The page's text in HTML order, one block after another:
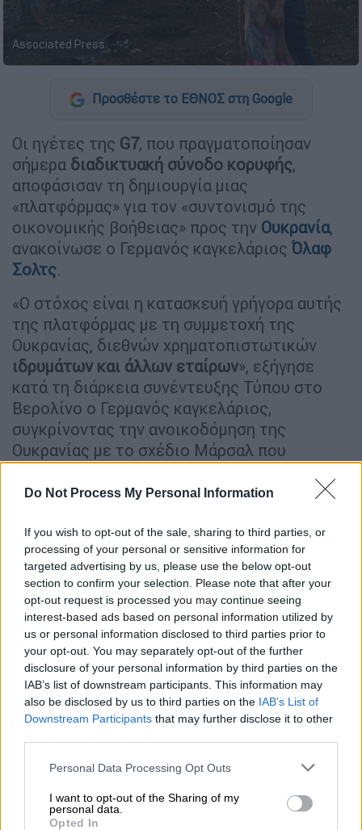
Do Not Process My Personal Information
If you wish to opt-out of the sale, sharing to third parties, or
processing of your personal or sensitive information for
targeted advertising by us, please use the below opt-out
section to confirm your selection. Please note that after your
opt-out request is processed you may continue seeing
interest-based ads based on personal information utilized by
us or personal information disclosed to third parties prior to
your opt-out. You may separately opt-out of the further
disclosure of your personal information by third parties on the
IAB’s list of downstream participants. This information may
also be disclosed by us to third parties on the IAB’s List of
Downstream Participants that may further disclose it to other
Please note that this website/app uses one or more Google
not limited to your visit or usage behaviour. You may click to
grant or deny consent to Google and its third-party tags to
Personal Data Processing Opt Outs
I want to opt-out of the Sharing of my
personal data.
Opted In
Associated Press
Προσθέστε το ΕΘΝΟΣ στη Google
Οι ηγέτες της G7, που πραγματοποίησαν
σήμερα διαδικτυακή σύνοδο κορυφής,
αποφάσισαν τη δημιουργία μιας
«πλατφόρμας» για τον «συντονισμό της
οικονομικής βοήθειας» προς την Ουκρανία,
ανακοίνωσε ο Γερμανός καγκελάριος Όλαφ
Σολτς.
«Ο στόχος είναι η κατασκευή γρήγορα αυτής
της πλατφόρμας με τη συμμετοχή της
Ουκρανίας, διεθνών χρηματοπιστωτικών
ιδρυμάτων και άλλων εταίρων», εξήγησε
κατά τη διάρκεια συνέντευξης Τύπου στο
Βερολίνο ο Γερμανός καγκελάριος,
συγκρίνοντας την ανοικοδόμηση της
Ουκρανίας με το σχέδιο Μάρσαλ που
ανοικοδόμηση της Ευρώπης μετά τον
Οι ηγέτες της G7 -Ηνωμένες Πολιτείες,
Γερμανία, Καναδάς, Γαλλία, Βρετανία, Ιαπωνία
και Ιταλία- συνομίλησαν σήμερα μέσω
τηλεδιάσκεψης για το θέμα της Ουκρανίας.
Μια νέα διάσκεψη για την υποστήριξη στην
Ουκρανία, την επείγουσα βοήθειακαι την
ανοικοδόμηση της χώρας μακροπρόθεσμα, θα
διεξαχθεί αύριο, Τρίτη στοΠαρίσι.
«Είμαστε πεπεισμένοι ότι αυτό είναι η
ενότητά μας, η αποφασιστικότητά μας, οι
οποίες απομόνωσαν τονΡώσο πρόεδρο
ζητάμε εκ νέου από τον κ.